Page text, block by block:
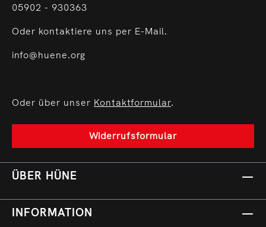
05902 - 930363
Oder kontaktiere uns per E-Mail.
info@huene.org
Oder über unser Kontaktformular.
Widerrufsformular
ÜBER HÜNE
INFORMATION